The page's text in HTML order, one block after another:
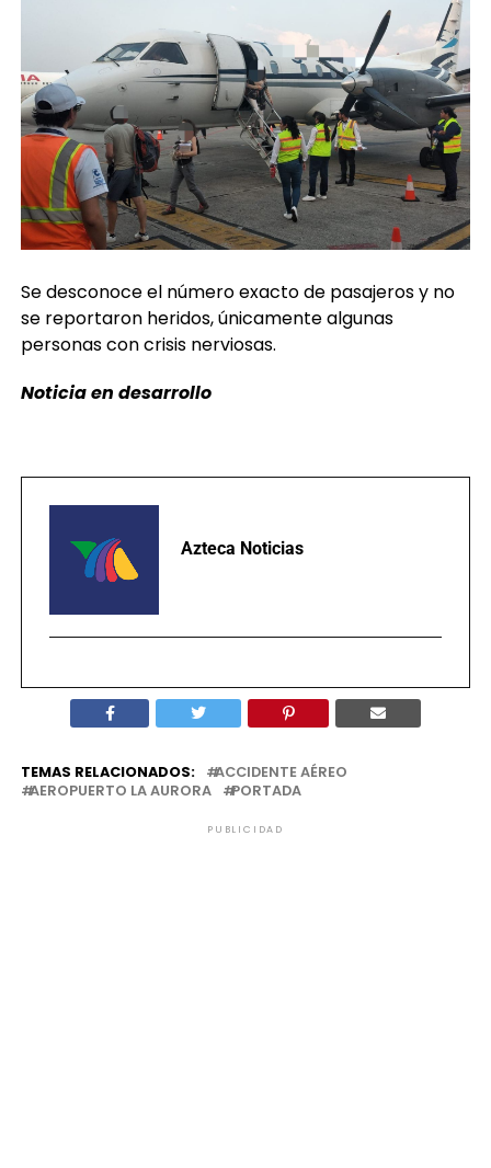
Se desconoce el número exacto de pasajeros y no
se reportaron heridos, únicamente algunas
personas con crisis nerviosas.
Noticia en desarrollo
Azteca Noticias
TEMAS RELACIONADOS:
ACCIDENTE AÉREO
AEROPUERTO LA AURORA
PORTADA
PUBLICIDAD